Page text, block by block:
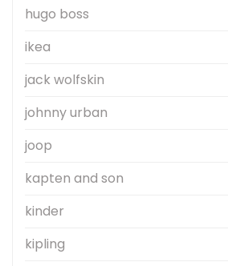
hugo boss
ikea
jack wolfskin
johnny urban
joop
kapten and son
kinder
kipling